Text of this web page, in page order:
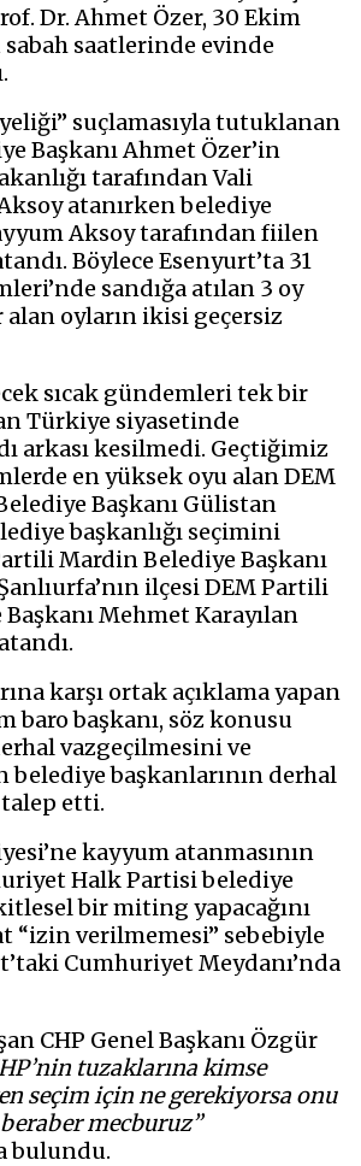
Dr. Ahmet Özer, 30 Ekim
saatlerinde evinde
suçlamasıyla tutuklanan
Başkanı Ahmet Özer’in
tarafından Vali
Aksoy atanırken belediye
Aksoy tarafından fiilen
Böylece Esenyurt’ta 31
sandığa atılan 3 oy
alan oyların ikisi geçersiz
sıcak gündemleri tek bir
Türkiye siyasetinde
arkası kesilmedi. Geçtiğimiz
en yüksek oyu alan DEM
Başkanı Gülistan
başkanlığı seçimini
Mardin Belediye Başkanı
ilçesi DEM Partili
Mehmet Karayılan
karşı ortak açıklama yapan
baro başkanı, söz konusu
vazgeçilmesini ve
belediye başkanlarının derhal
etti.
kayyum atanmasının
Halk Partisi belediye
bir miting yapacağını
“izin verilmemesi” sebebiyle
Cumhuriyet Meydanı’nda
CHP Genel Başkanı Özgür
tuzaklarına kimse
seçim için ne gerekiyorsa onu
mecburuz”
bulundu.